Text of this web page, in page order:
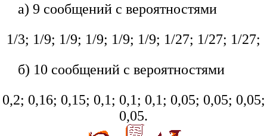
а) 9 сообщений с вероятностями
1/3; 1/9; 1/9; 1/9; 1/9; 1/9; 1/27; 1/27; 1/27;
б) 10 сообщений с вероятностями
0,2; 0,16; 0,15; 0,1; 0,1; 0,1; 0,05; 0,05; 0,05;
0,05.